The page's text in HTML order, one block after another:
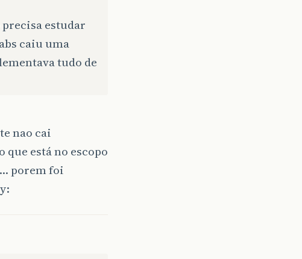
estudar
caiu uma
tudo de
nao cai
está no escopo
porem foi